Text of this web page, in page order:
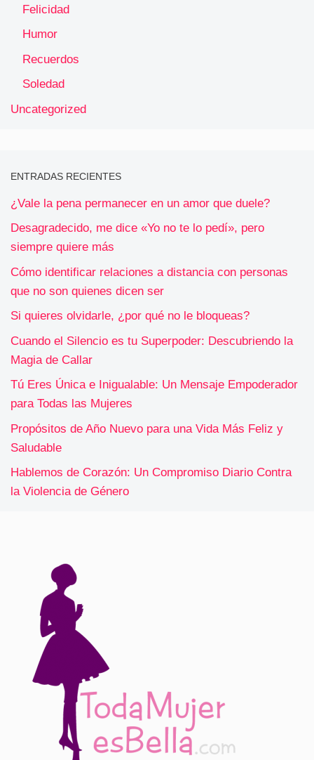
Felicidad
Humor
Recuerdos
Soledad
Uncategorized
ENTRADAS RECIENTES
¿Vale la pena permanecer en un amor que duele?
Desagradecido, me dice «Yo no te lo pedí», pero
siempre quiere más
Cómo identificar relaciones a distancia con personas
que no son quienes dicen ser
Si quieres olvidarle, ¿por qué no le bloqueas?
Cuando el Silencio es tu Superpoder: Descubriendo la
Magia de Callar
Tú Eres Única e Inigualable: Un Mensaje Empoderador
para Todas las Mujeres
Propósitos de Año Nuevo para una Vida Más Feliz y
Saludable
Hablemos de Corazón: Un Compromiso Diario Contra
la Violencia de Género